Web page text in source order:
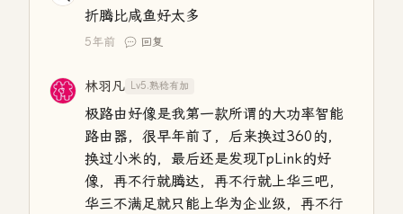
折腾比咸鱼好太多
5年前 回复
林羽凡 Lv5.熟稔有加
极路由好像是我第一款所谓的大功率智能
路由器，很早年前了，后来换过360的，
换过小米的，最后还是发现TpLink的好
像，再不行就腾达，再不行就上华三吧，
华三不满足就只能上华为企业级，再不行